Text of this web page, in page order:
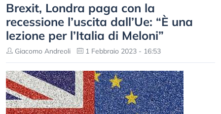
Brexit, Londra paga con la
recessione l’uscita dall’Ue: “È una
lezione per l’Italia di Meloni”
Giacomo Andreoli 1 Febbraio 2023 - 16:53